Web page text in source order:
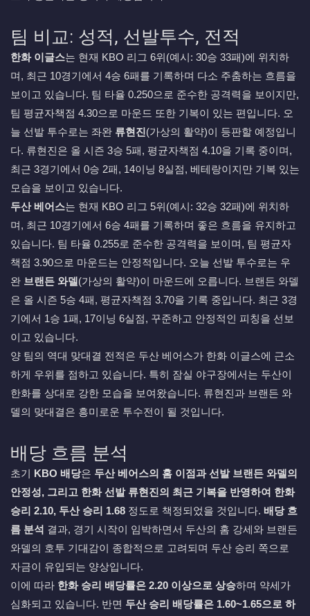
팀 비교: 성적, 선발투수, 전적
한화 이글스는 현재 KBO 리그 6위(예시: 30승 33패)에 위치하
며, 최근 10경기에서 4승 6패를 기록하며 다소 주춤하는 흐름을
보이고 있습니다. 팀 타율 0.250으로 준수한 공격력을 보이지만,
팀 평균자책점 4.30으로 마운드 또한 기복이 있는 편입니다. 오
늘 선발 투수로는 좌완 류현진(가상의 활약)이 등판할 예정입니
다. 류현진은 올 시즌 3승 5패, 평균자책점 4.10을 기록 중이며,
최근 3경기에서 0승 2패, 14이닝 8실점, 베테랑이지만 기복 있는
모습을 보이고 있습니다.
두산 베어스는 현재 KBO 리그 5위(예시: 32승 32패)에 위치하
며, 최근 10경기에서 6승 4패를 기록하며 좋은 흐름을 유지하고
있습니다. 팀 타율 0.255로 준수한 공격력을 보이며, 팀 평균자
책점 3.90으로 마운드는 안정적입니다. 오늘 선발 투수로는 우
완 브랜든 와델(가상의 활약)이 마운드에 오릅니다. 브랜든 와델
은 올 시즌 5승 4패, 평균자책점 3.70을 기록 중입니다. 최근 3경
기에서 1승 1패, 17이닝 6실점, 꾸준하고 안정적인 피칭을 선보
이고 있습니다.
양 팀의 역대 맞대결 전적은 두산 베어스가 한화 이글스에 근소
하게 우위를 점하고 있습니다. 특히 잠실 야구장에서는 두산이
한화를 상대로 강한 모습을 보여왔습니다. 류현진과 브랜든 와
델의 맞대결은 흥미로운 투수전이 될 것입니다.
배당 흐름 분석
초기 KBO 배당은 두산 베어스의 홈 이점과 선발 브랜든 와델의
안정성, 그리고 한화 선발 류현진의 최근 기복을 반영하여 한화
승리 2.10, 두산 승리 1.68 정도로 책정되었을 것입니다. 배당 흐
름 분석 결과, 경기 시작이 임박하면서 두산의 홈 강세와 브랜든
와델의 호투 기대감이 종합적으로 고려되며 두산 승리 쪽으로
자금이 유입되는 양상입니다.
이에 따라 한화 승리 배당률은 2.20 이상으로 상승하며 약세가
심화되고 있습니다. 반면 두산 승리 배당률은 1.60~1.65으로 하